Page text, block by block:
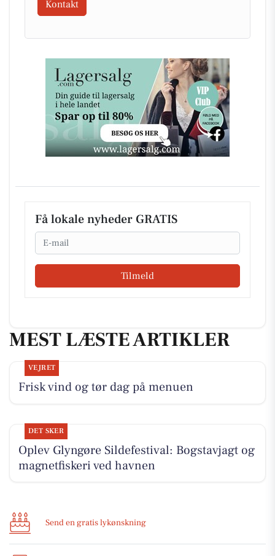
Kontakt
Få lokale nyheder GRATIS
Email
Tilmeld
MEST LÆSTE ARTIKLER
VEJRET
Frisk vind og tør dag på menuen
DET SKER
Oplev Glyngøre Sildefestival: Bogstavjagt og
magnetfiskeri ved havnen
Send en gratis lykønskning